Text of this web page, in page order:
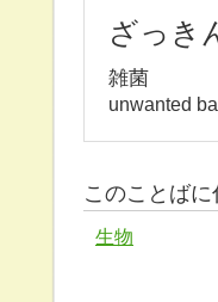
ざっき
雑菌
unwanted
このことば
生物